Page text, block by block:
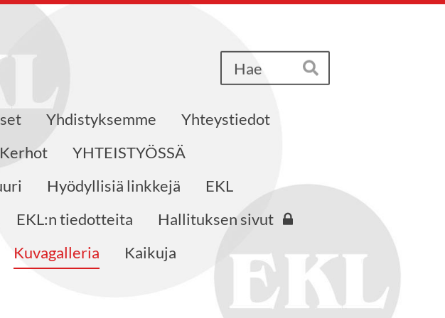
Hae
Yhdistyksemme
Yhteystiedot
Kerhot
YHTEISTYÖSSÄ
Hyödyllisiä linkkejä
EKL
EKL:n tiedotteita
Hallituksen sivut
Kuvagalleria Kaikuja